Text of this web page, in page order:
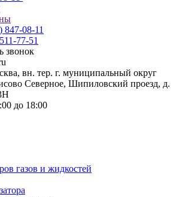
847-08-11
77-51
звонок
вн. тер. г. муниципальный округ
Северное, Шипиловский проезд, д.
до 18:00
газов и жидкостей